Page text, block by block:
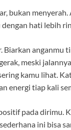
bukan
hati lebih
Biarkan anganmu
meski
kamu lihat.
energi tiap kali
pada dirimu.
ini bisa